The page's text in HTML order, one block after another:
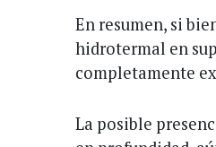
En resumen, si
hidrotermal en
completamente
La posible